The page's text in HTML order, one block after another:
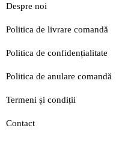
Despre noi
Politica de livrare comandă
Politica de confidențialitate
Politica de anulare comandă
Termeni și condiții
Contact